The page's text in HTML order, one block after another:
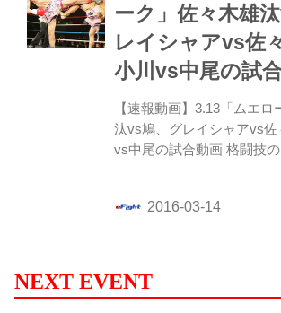
ーク」佐々木雄
レイシャアvs佐
小川vs中尾の試
【速報動画】3.13「ムエ
汰vs鳩、グレイシャアvs佐
vs中尾の試合動画 格闘技
NEXT EVENT